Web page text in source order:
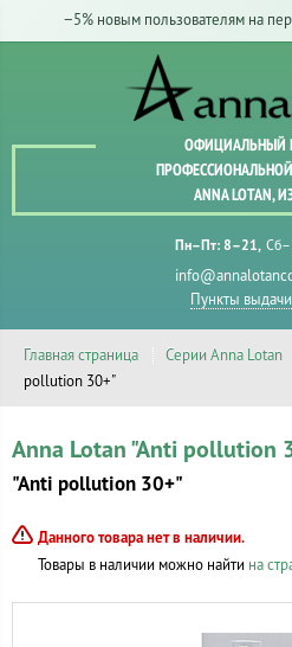
−5% новым пользователям на
ОФИЦИАЛЬНЫЙ
ANNA LOTAN,
Пн–Пт: 8–21
Пункты
Главная страница Серии Anna Lotan
pollution 30+"
Anna Lotan "Anti pollution
"Anti pollution 30+"
Данного товара нет в наличии.
Товары в наличии можно найти на